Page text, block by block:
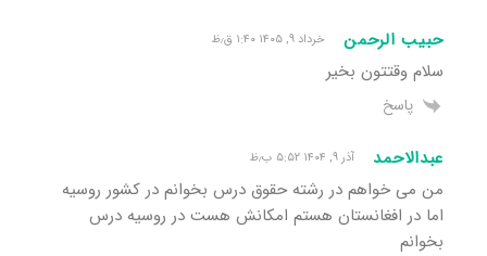
حبیب الرحمن خرداد ۹, ۱۴۰۵ ۱:۴۰ ق٫ظ
سلام وقتتون بخیر
پاسخ
عبدالاحمد آذر ۹, ۱۴۰۴ ۵:۵۲ ب٫ظ
من می خواهم در رشته حقوق درس بخوانم در کشور روسیه
اما در افغانستان هستم امکانش هست در روسیه درس
بخوانم